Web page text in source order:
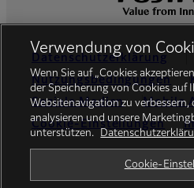
Datenschutzerklärung
Nutzungsbedingungen
Soziale Medien
Mobile
Cookie-Einstellungen
Verwendung von
Wenn Sie auf „Cookies
der Speicherung von Cookies auf
Websitenavigation zu verbessern,
analysieren und unsere
unterstützen.
Cookie-